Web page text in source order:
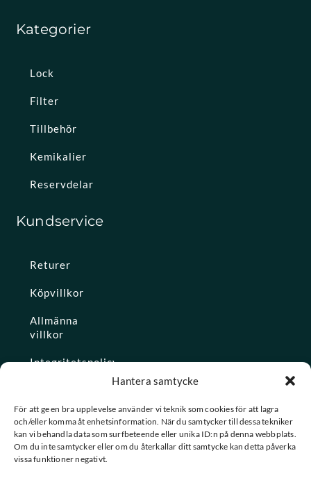
Hantera samtycke
För att ge en bra upplevelse använder vi teknik som cookies för att lagra
och/eller komma åt enhetsinformation. När du samtycker till dessa tekniker
kan vi behandla data som surfbeteende eller unika ID:n på denna webbplats.
Om du inte samtycker eller om du återkallar ditt samtycke kan detta påverka
vissa funktioner negativt.
Kategorier
Lock
Filter
Tillbehör
Kemikalier
Reservdelar
Kundservice
Returer
Köpvillkor
Allmänna
villkor
Integritetspolicy
Konto